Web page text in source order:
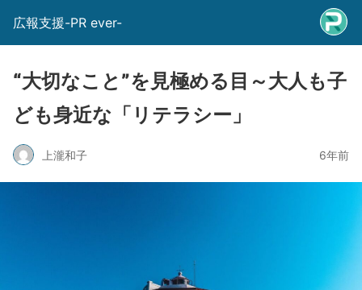
広報支援-PR ever-
“大切なこと”を見極める目～大人も子
ども身近な「リテラシー」
上瀧和子 6年前